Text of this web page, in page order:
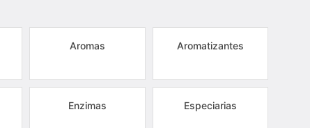
Aromas Aromatizantes
Enzimas Especiarias